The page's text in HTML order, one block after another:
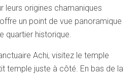
leurs origines chamaniques
un point de vue panoramique
quartier historique.
Achi, visitez le temple
temple juste à côté. En bas de la